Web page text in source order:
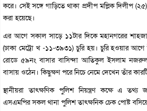
করে। সেই সঙ্গে গাড়িতে থাকা প্রদীপ মল্লিক দিলীপ
করা হয়েছে।
এর আগে সকাল সাড়ে ১১টার দিকে মহানগরের
(ঢাকা মেট্রো খ -১১-৩৯৩১) চুরি হয়। চুরি হওয়ার
রোডে ৫৯নং বাসার বাসিন্দা আতিকুল ইসলাম নজরুল
বাসায় ওঠেন। কিছুক্ষণ পরে নিচে নেমে দেখেন তাঁর
স্থানীয়রা তাৎক্ষণিক পুলিশ নিয়ন্ত্রণ কক্ষে এ তথ্য
এসএমপির সকল থানা পুলিশ তাৎক্ষনিক চেক পোষ্ট